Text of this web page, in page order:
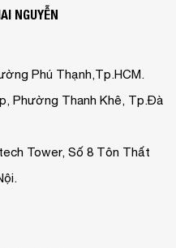
NGUYỄN
Phú Thạnh,Tp.HCM.
Phường Thanh Khê, Tp.Đà
Tower, Số 8 Tôn Thất